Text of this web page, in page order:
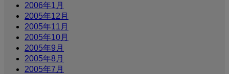
2006年1月
2005年12月
2005年11月
2005年10月
2005年9月
2005年8月
2005年7月